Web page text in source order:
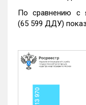
По сравнению с
(65 599 ДДУ)